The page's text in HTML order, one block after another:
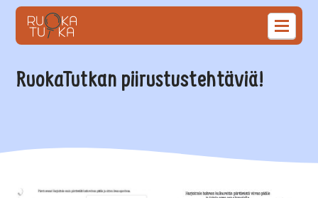
RuokaTutkan piirustustehtäviä!